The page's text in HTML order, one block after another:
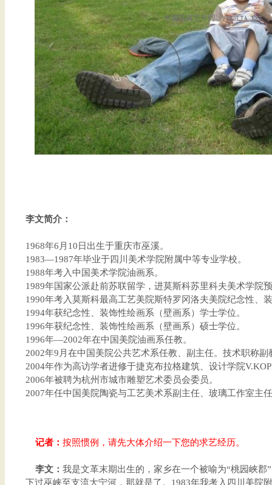
李文简介：
1968年6月10日出生于重庆市巫溪。
1983—1987年毕业于四川美术学院附属中等专业学校。
1988年考入中国美术学院油画系。
1989年国家公派赴前苏联留学，进莫斯科苏里科夫美术学院
1990年考入莫斯科最高工艺美院斯特罗冈洛夫美院纪念性、
1994年获纪念性、装饰性绘画系（壁画系）学士学位。
1996年获纪念性、装饰性绘画系（壁画系）硕士学位。
1996年—2002年在中国美院油画系任教。
2002年9月在中国美院公共艺术系任教、副主任。技术职称副
2004年作为高访学者进修于捷克布拉格建筑、设计学院
2006年被聘为杭州市城市雕塑艺术委员会委员。
2007年任中国美院陶瓷与工艺美术系副主任、玻璃工作室主
记者： 按照惯例，请先大体介绍一下您的求艺经历。
李文： 我是文革末期出生的，家乡在一个被喻为“桃园峡
下过巫峡至支流大宁河，那就是了。1983年我考入四川美院